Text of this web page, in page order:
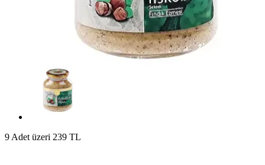
9 Adet üzeri 239 TL